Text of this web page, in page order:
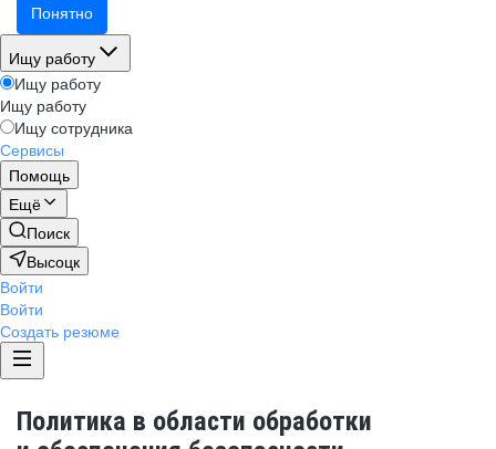
Понятно
Ищу работу
Ищу работу
Ищу работу
Ищу сотрудника
Сервисы
Помощь
Ещё
Поиск
Высоцк
Войти
Войти
Создать резюме
Политика в области обработки